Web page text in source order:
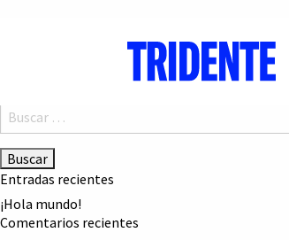
entradas
Buscar:
Entradas recientes
¡Hola mundo!
Comentarios recientes